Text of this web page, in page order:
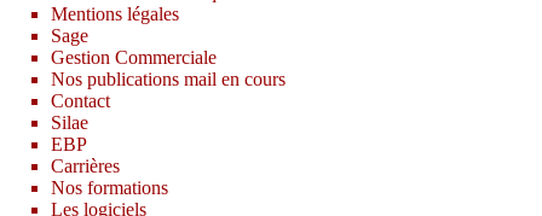
Mentions légales
Sage
Gestion Commerciale
Nos publications mail en cours
Contact
Silae
EBP
Carrières
Nos formations
Les logiciels